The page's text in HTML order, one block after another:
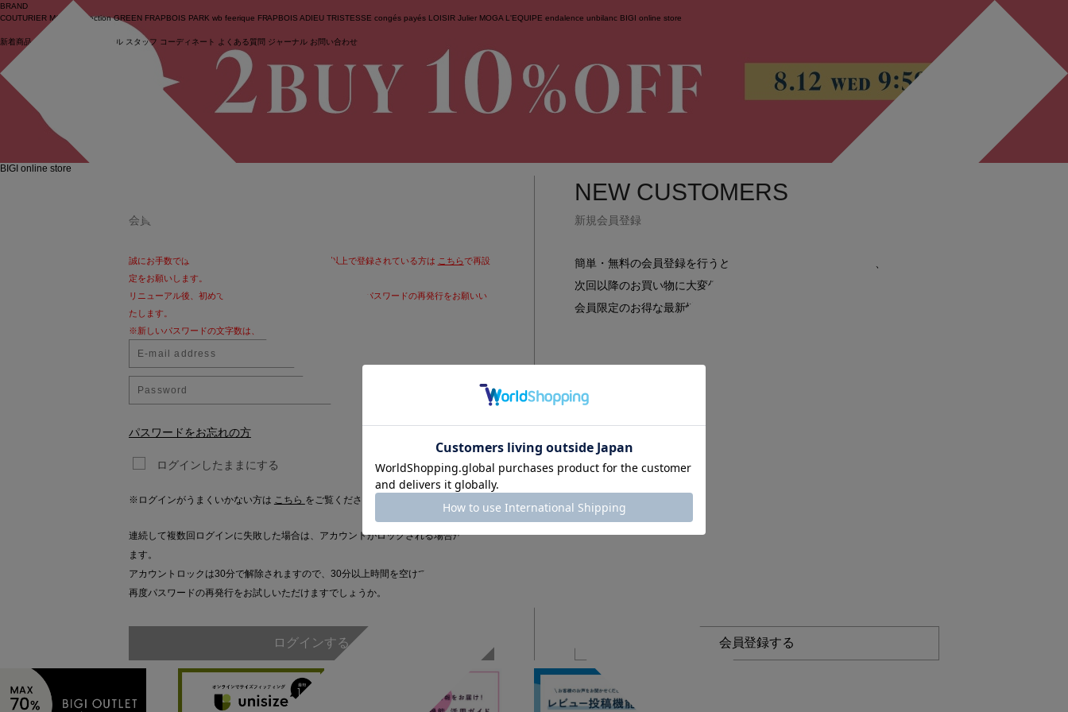
ログイン
BRAND
COUTURIER MOGA Collection GREEN FRAPBOIS PARK wb feerique FRAPBOIS ADIEU TRISTESSE congés payés LOISIR Julier MOGA L'EQUIPE endalence unbilanc BIGI online store
新着商品 (ライブ) セール スタッフ コーディネート よくある質問 ジャーナル お問い合わせ
BIGI online store
会員の方
誠にお手数ではございますが、パスワードを13文字以上で登録されている方は こちらで再設
定をお願いします。
リニューアル後、初めてログインされるお客様も
よりパスワードの再発行をお願いい
たします。
※新しいパスワードの文字数は、8～12文字となります。
パスワードをお忘れの方
ログインしたままにする
※ログインがうまくいかない方は こちら をご覧ください
連続して複数回ログインに失敗した場合は、アカウントがロックされる場合がござい
ます。
アカウントロックは30分で解除されますので、30分以上時間を空けてから
再度パスワードの再発行をお試しいただけますでしょうか。
ログインする
NEW CUSTOMERS
新規会員登録
簡単・無料の会員登録を行うと、住所の入力が保存される等、
次回以降のお買い物に大変便利です。
会員限定のお得な最新情報もございます。
会員登録する